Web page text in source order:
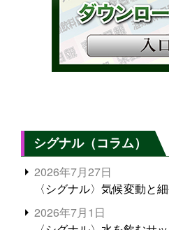
シグナル（コラム）
2026年7月27日
〈シグナル〉気候変動と
2026年7月1日